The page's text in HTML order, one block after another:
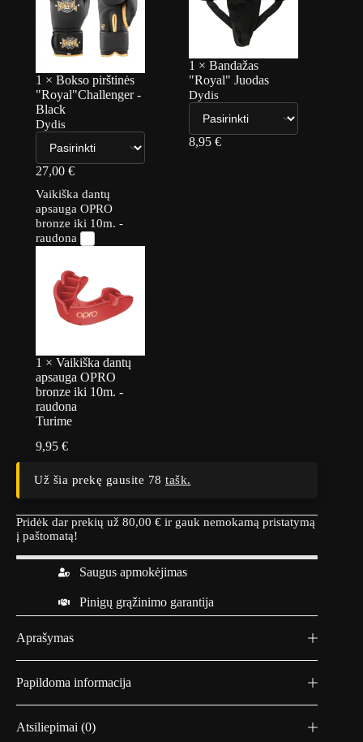
1 ×Bokso pirštinės
"Royal"Challenger -
Black
Dydis
27,00€
1 × Bandažas
"Royal" Juodas
Dydis
8,95 €
Vaikiška dantų
apsauga OPRO
bronze iki 10m. -
raudona
1 ×Vaikiška dantų
apsauga OPRO
bronze iki 10m. -
raudona
Turime
9,95€
Už šia prekę gausite 78 tašk.
Pridėk dar prekių už 80,00 € ir gauk nemokamą pristatymą
į paštomatą!
Saugus apmokėjimas
Pinigų grąžinimo garantija
Aprašymas
Papildoma informacija
Atsiliepimai (0)